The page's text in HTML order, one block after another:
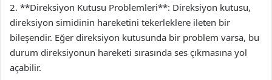
2. **Direksiyon Kutusu Problemleri**: Direksiyon kutusu,
direksiyon simidinin hareketini tekerleklere ileten bir
bileşendir. Eğer direksiyon kutusunda bir problem varsa, bu
durum direksiyonun hareketi sırasında ses çıkmasına yol
açabilir.